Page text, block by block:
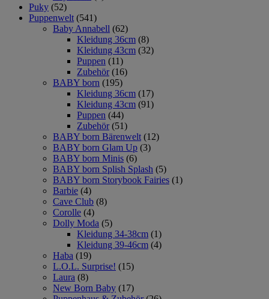
Puky (52)
Puppenwelt (541)
Baby Annabell (62)
Kleidung 36cm (8)
Kleidung 43cm (32)
Puppen (11)
Zubehör (16)
BABY born (195)
Kleidung 36cm (17)
Kleidung 43cm (91)
Puppen (44)
Zubehör (51)
BABY born Bärenwelt (12)
BABY born Glam Up (3)
BABY born Minis (6)
BABY born Splish Splash (5)
BABY born Storybook Fairies (1)
Barbie (4)
Cave Club (8)
Corolle (4)
Dolly Moda (5)
Kleidung 34-38cm (1)
Kleidung 39-46cm (4)
Haba (19)
L.O.L. Surprise! (15)
Laura (8)
New Born Baby (17)